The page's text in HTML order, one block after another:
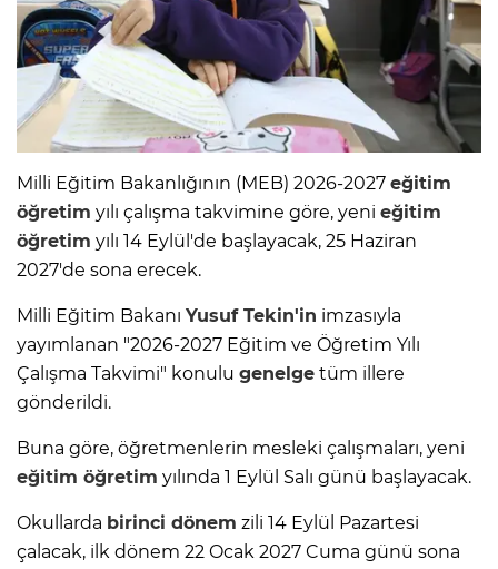
Milli Eğitim Bakanlığının (MEB) 2026-2027 eğitim
öğretim yılı çalışma takvimine göre, yeni eğitim
öğretim yılı 14 Eylül'de başlayacak, 25 Haziran
2027'de sona erecek.
Milli Eğitim Bakanı Yusuf Tekin'in imzasıyla
yayımlanan "2026-2027 Eğitim ve Öğretim Yılı
Çalışma Takvimi" konulu genelge tüm illere
gönderildi.
Buna göre, öğretmenlerin mesleki çalışmaları, yeni
eğitim öğretim yılında 1 Eylül Salı günü başlayacak.
Okullarda birinci dönem zili 14 Eylül Pazartesi
çalacak, ilk dönem 22 Ocak 2027 Cuma günü sona